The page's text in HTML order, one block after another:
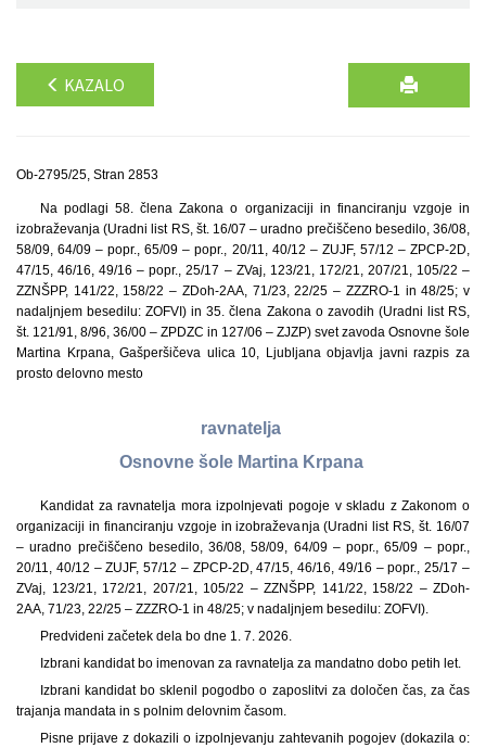
KAZALO
Ob-2795/25, Stran 2853
Na podlagi 58. člena Zakona o organizaciji in financiranju vzgoje in
izobraževanja (Uradni list RS, št. 16/07 – uradno prečiščeno besedilo, 36/08,
58/09, 64/09 – popr., 65/09 – popr., 20/11, 40/12 – ZUJF, 57/12 – ZPCP-2D,
47/15, 46/16, 49/16 – popr., 25/17 – ZVaj, 123/21, 172/21, 207/21, 105/22 –
ZZNŠPP, 141/22, 158/22 – ZDoh-2AA, 71/23, 22/25 – ZZZRO-1 in 48/25; v
nadaljnjem besedilu: ZOFVI) in 35. člena Zakona o zavodih (Uradni list RS,
št. 121/91, 8/96, 36/00 – ZPDZC in 127/06 – ZJZP) svet zavoda Osnovne šole
Martina Krpana, Gašperšičeva ulica 10, Ljubljana objavlja javni razpis za
prosto delovno mesto
ravnatelja
Osnovne šole Martina Krpana
Kandidat za ravnatelja mora izpolnjevati pogoje v skladu z Zakonom o
organizaciji in financiranju vzgoje in izobraževanja (Uradni list RS, št. 16/07
– uradno prečiščeno besedilo, 36/08, 58/09, 64/09 – popr., 65/09 – popr.,
20/11, 40/12 – ZUJF, 57/12 – ZPCP-2D, 47/15, 46/16, 49/16 – popr., 25/17 –
ZVaj, 123/21, 172/21, 207/21, 105/22 – ZZNŠPP, 141/22, 158/22 – ZDoh-
2AA, 71/23, 22/25 – ZZZRO-1 in 48/25; v nadaljnjem besedilu: ZOFVI).
Predvideni začetek dela bo dne 1. 7. 2026.
Izbrani kandidat bo imenovan za ravnatelja za mandatno dobo petih let.
Izbrani kandidat bo sklenil pogodbo o zaposlitvi za določen čas, za čas
trajanja mandata in s polnim delovnim časom.
Pisne prijave z dokazili o izpolnjevanju zahtevanih pogojev (dokazila o: